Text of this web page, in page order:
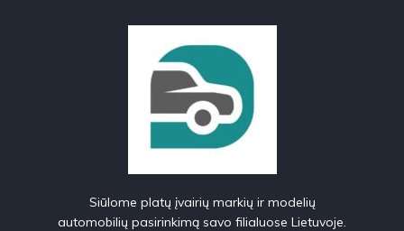
Siūlome platų įvairių markių ir modelių
automobilių pasirinkimą savo filialuose Lietuvoje.